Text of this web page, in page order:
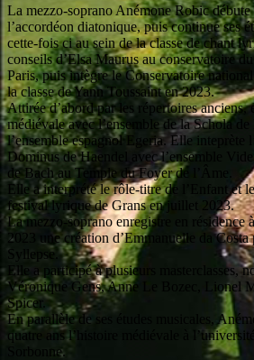
La mezzo-soprano Anémone Robic débute
l’accordéon diatonique, puis continue ses
cette-fois ci au sein de la classe de chant
conseils d’Elsa Maurus au conservatoire
Paris, puis intègre le Conservatoire national
la classe de Yann Toussaint en 2023.
Attirée d’abord par les répertoires anciens,
médiévale avec l’ensemble de la Schola de
l’ensemble espagnol Egeria. Elle inteprète
Dominus de Haendel avec l’ensemble
de Bach au Temple du Foyer de l’Âme.
Elle a interprété le rôle-titre de l’Enfant et
festival lyrique de Grans en juillet 2023.
La mezzo-soprano enregistre en résidence
2023 une création d’Emmanuelle da Costa
Syllepse.
Elle a participé à plusieurs masterclasses,
Véronique Gens, Anne Le Bozec, Lionel
Spicer.
En parallèle de ses études musicales,
quatre ans l’histoire médiévale à
Sorbonne.